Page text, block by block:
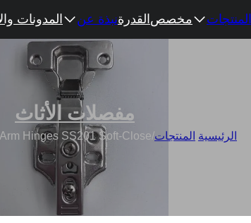
المنتجات مخصصالقدرةنبذة عن المدونات
مفصلات الأثاث
الرئيسية المنتجات/
Hinges SS201 Soft-Close